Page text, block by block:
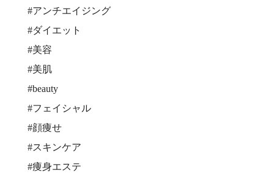
#アンチエイジング
#ダイエット
#美容
#美肌
#beauty
#フェイシャル
#顔痩せ
#スキンケア
#痩身エステ